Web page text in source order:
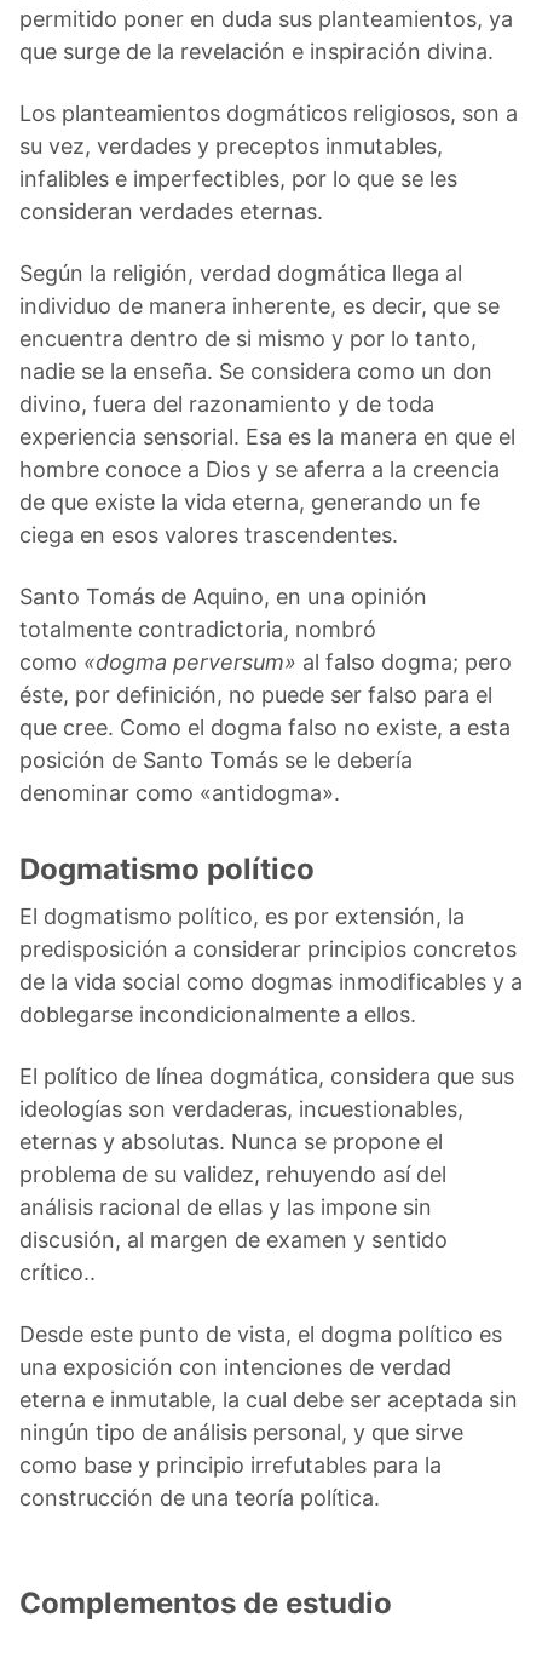
permitido poner en duda sus planteamientos, ya
que surge de la revelación e inspiración divina.
Los planteamientos dogmáticos religiosos, son a
su vez, verdades y preceptos inmutables,
infalibles e imperfectibles, por lo que se les
consideran verdades eternas.
Según la religión, verdad dogmática llega al
individuo de manera inherente, es decir, que se
encuentra dentro de si mismo y por lo tanto,
nadie se la enseña. Se considera como un don
divino, fuera del razonamiento y de toda
experiencia sensorial. Esa es la manera en que el
hombre conoce a Dios y se aferra a la creencia
de que existe la vida eterna, generando un fe
ciega en esos valores trascendentes.
Santo Tomás de Aquino, en una opinión
totalmente contradictoria, nombró
como «dogma perversum» al falso dogma; pero
éste, por definición, no puede ser falso para el
que cree. Como el dogma falso no existe, a esta
posición de Santo Tomás se le debería
denominar como «antidogma».
Dogmatismo político
El dogmatismo político, es por extensión, la
predisposición a considerar principios concretos
de la vida social como dogmas inmodificables y a
doblegarse incondicionalmente a ellos.
El político de línea dogmática, considera que sus
ideologías son verdaderas, incuestionables,
eternas y absolutas. Nunca se propone el
problema de su validez, rehuyendo así del
análisis racional de ellas y las impone sin
discusión, al margen de examen y sentido
crítico..
Desde este punto de vista, el dogma político es
una exposición con intenciones de verdad
eterna e inmutable, la cual debe ser aceptada sin
ningún tipo de análisis personal, y que sirve
como base y principio irrefutables para la
construcción de una teoría política.
Complementos de estudio